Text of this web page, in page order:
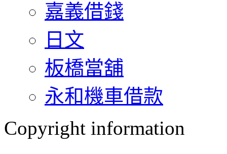
嘉義借錢
日文
板橋當舖
永和機車借款
Copyright information